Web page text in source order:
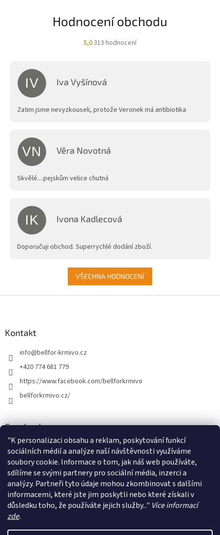
"K personalizaci obsahu a reklam, poskytování funkcí
sociálních médií a analýze naší návštěvnosti využíváme
soubory cookie. Informace o tom, jak náš web používáte,
sdílíme se svými partnery pro sociální média, inzerci a
analýzy. Partneři tyto údaje mohou zkombinovat s dalšími
informacemi, které jste jim poskytli nebo které získali v
důsledku toho, že používáte jejich služby.." Více informací
zde.
Hodnocení obchodu
5,0Průměrné
5,0
hvězdiček.
313 hodnocení
IV Iva Vyšínová
Zatim jsme nevyzkouseli, protože Veronek má antibiotika
VN Věra Novotná
Skvělé....pejskům velice chutná
IK Ivona Kadlecová
Doporučuji obchod. Superrychlé dodání zboží.
VŠECHNA HODNOCENÍ
Kontakt
info@bellfor-krmivo.cz
+420 774 681 779
https://www.facebook.com/bellforkrmivo
bellforkrmivo.cz/
Facebook
Instagram
Sledovat na Instagramu